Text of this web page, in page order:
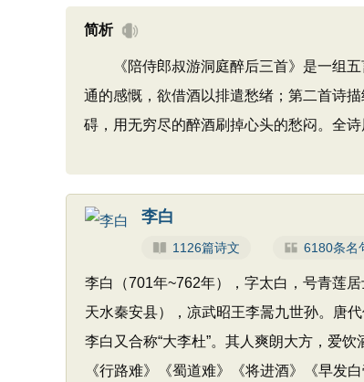
简析
《陪侍郎叔游洞庭醉后三首》是一组五
通的感慨，欲借酒以排遣愁绪；第二首诗
碍，用无穷尽的醉酒刷掉心头的愁闷。全
李白
1126篇诗文 6180条名
李白（701年~762年），字太白，号青莲
天水秦安县），凉武昭王李暠九世孙。唐
李白又合称“大李杜”。其人爽朗大方，爱
《行路难》《蜀道难》《将进酒》《早发白